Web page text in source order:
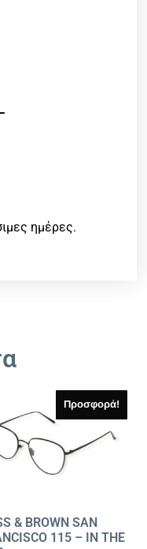
ημέρες.
Προσφορά!
& BROWN SAN
115 – IN THE